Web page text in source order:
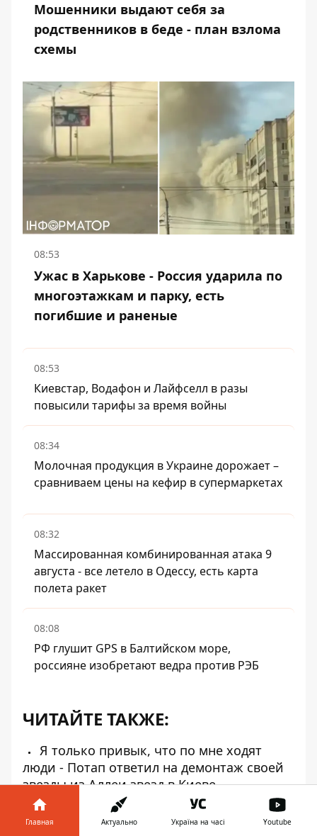
Мошенники выдают себя за
родственников в беде - план взлома
схемы
08:53
Ужас в Харькове - Россия ударила по
многоэтажкам и парку, есть
погибшие и раненые
08:53
Киевстар, Водафон и Лайфселл в разы
повысили тарифы за время войны
08:34
Молочная продукция в Украине дорожает –
сравниваем цены на кефир в супермаркетах
08:32
Массированная комбинированная атака 9
августа - все летело в Одессу, есть карта
полета ракет
08:08
РФ глушит GPS в Балтийском море,
россияне изобретают ведра против РЭБ
ЧИТАЙТЕ ТАКЖЕ:
Я только привык, что по мне ходят
люди - Потап ответил на демонтаж своей
звезды из Аллеи звезд в Киеве
У Повалий забрали, но есть еще Ани
Лорак – у предательницы нашли в
Главная Актуально Україна на часі Youtube